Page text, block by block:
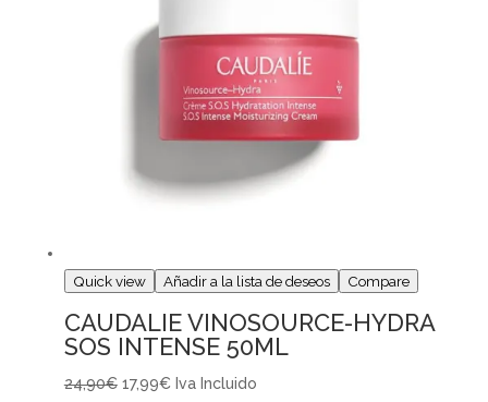
Quick view Añadir a la lista de deseos Compare
CAUDALIE VINOSOURCE-HYDRA
SOS INTENSE 50ML
24,90€ 17,99€ Iva Incluido